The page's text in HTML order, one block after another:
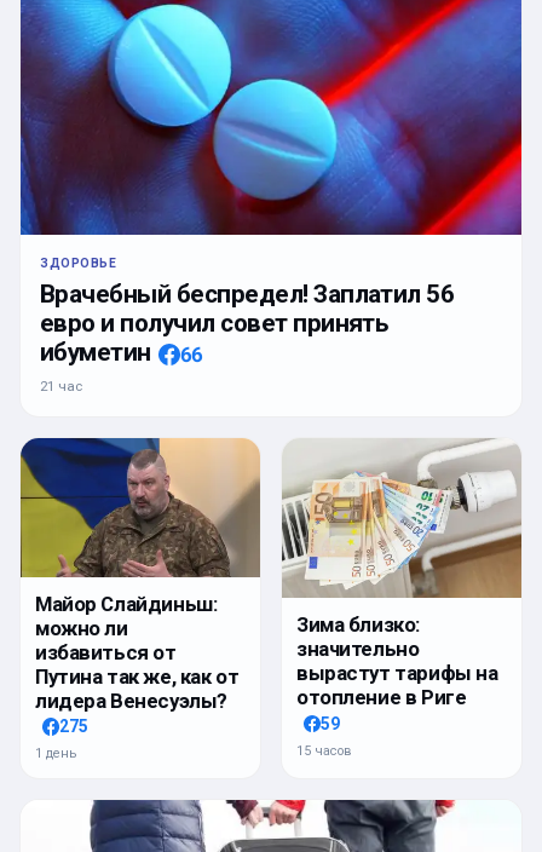
ЗДОРОВЬЕ
Врачебный беспредел! Заплатил 56
евро и получил совет принять
ибуметин
66
21 час
Майор Слайдиньш:
можно ли
избавиться от
Путина так же, как от
лидера Венесуэлы?
275
1 день
Зима близко:
значительно
вырастут тарифы на
отопление в Риге
59
15 часов